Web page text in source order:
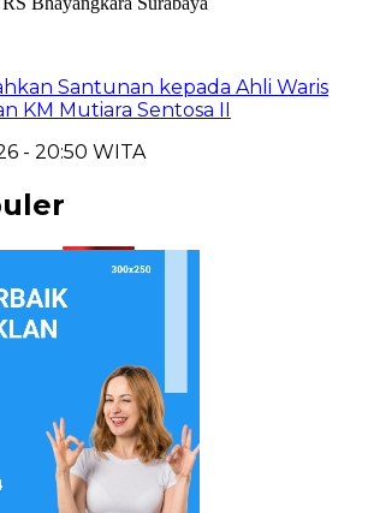
Santunan kepada Ahli Waris
KM Mutiara Sentosa II
- 20:50 WITA